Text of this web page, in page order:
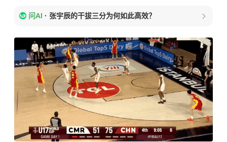
问AI · 张宇辰的干拔三分为何如此高效？